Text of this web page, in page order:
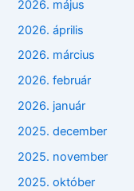
2026. május
2026. április
2026. március
2026. február
2026. január
2025. december
2025. november
2025. október